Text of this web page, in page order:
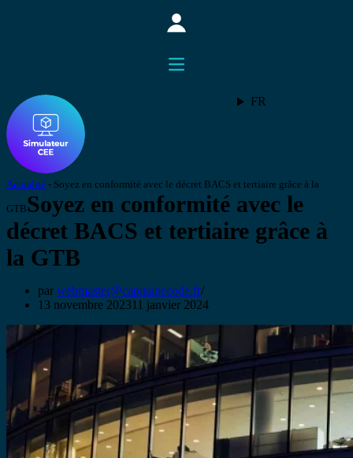
FR
Actualité - Soyez en conformité avec le décret BACS et tertiaire grâce à la
GTBSoyez en conformité avec le
décret BACS et tertiaire grâce à
la GTB
par webmaster@capitainecode.fr
13 novembre 202311 janvier 2024